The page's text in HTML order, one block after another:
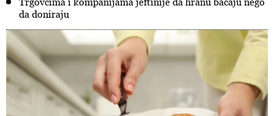
da doniraju